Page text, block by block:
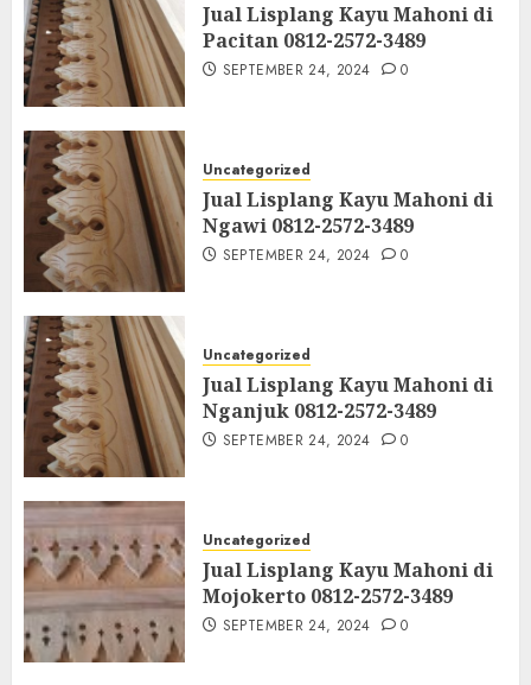
Jual Lisplang Kayu Mahoni di
Pacitan 0812-2572-3489
SEPTEMBER 24, 2024 0
Uncategorized
Jual Lisplang Kayu Mahoni di
Ngawi 0812-2572-3489
SEPTEMBER 24, 2024 0
Uncategorized
Jual Lisplang Kayu Mahoni di
Nganjuk 0812-2572-3489
SEPTEMBER 24, 2024 0
Uncategorized
Jual Lisplang Kayu Mahoni di
Mojokerto 0812-2572-3489
SEPTEMBER 24, 2024 0